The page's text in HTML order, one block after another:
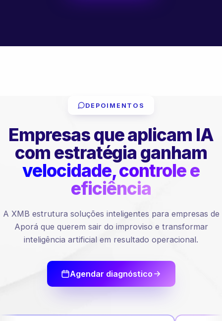
DEPOIMENTOS
Empresas que aplicam IA
com estratégia ganham
velocidade, controle e
eficiência
A XMB estrutura soluções inteligentes para empresas de
Aporá que querem sair do improviso e transformar
inteligência artificial em resultado operacional.
Agendar diagnóstico